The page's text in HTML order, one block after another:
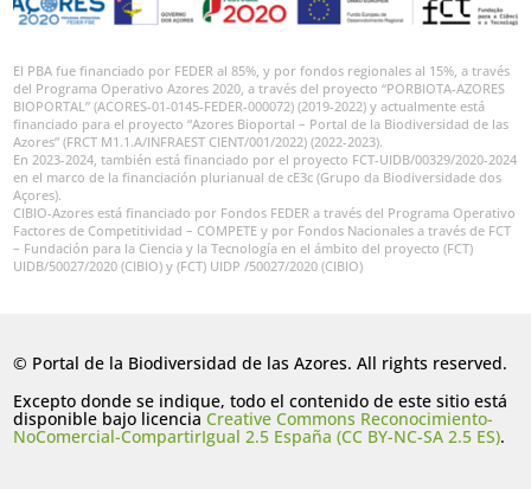
El PBA fue financiado por FEDER al 85%, y por fondos regionales al 15%, a través
del Programa Operativo Azores 2020, a través del proyecto “PORBIOTA-AZORES
BIOPORTAL” (ACORES-01-0145-FEDER-000072) (2019-2022) y actualmente está
financiado para el proyecto “Azores Bioportal – Portal de la Biodiversidad de las
Azores” (FRCT M1.1.A/INFRAEST CIENT/001/2022) (2022-2023).
En 2023-2024, también está financiado por el proyecto FCT-UIDB/00329/2020-2024
en el marco de la financiación plurianual de cE3c (Grupo da Biodiversidade dos
Açores).
CIBIO-Azores está financiado por Fondos FEDER a través del Programa Operativo
Factores de Competitividad – COMPETE y por Fondos Nacionales a través de FCT
– Fundación para la Ciencia y la Tecnología en el ámbito del proyecto (FCT)
UIDB/50027/2020 (CIBIO) y (FCT) UIDP /50027/2020 (CIBIO)
© Portal de la Biodiversidad de las Azores. All rights reserved.
Excepto donde se indique, todo el contenido de este sitio está
disponible bajo licenciaCreative Commons Reconocimiento-
NoComercial-CompartirIgual 2.5 España (CC BY-NC-SA 2.5 ES).